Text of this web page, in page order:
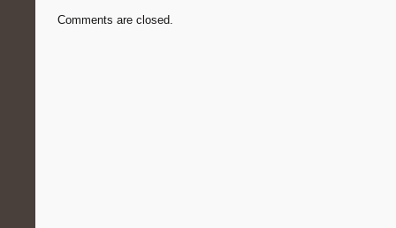
Comments are closed.